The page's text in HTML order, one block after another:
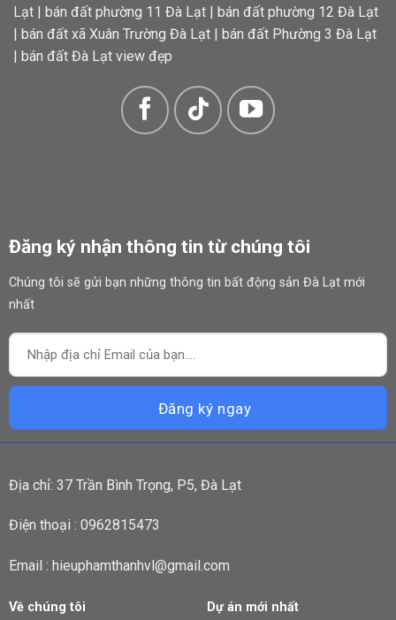
Lạt | bán đất phường 11 Đà Lạt | bán đất phường 12 Đà Lạt
| bán đất xã Xuân Trường Đà Lạt | bán đất Phường 3 Đà Lạt
| bán đất Đà Lạt view đẹp
Đăng ký nhận thông tin từ chúng tôi
Chúng tôi sẽ gửi bạn những thông tin bất động sản Đà Lạt mới
nhất
Địa chỉ: 37 Trần Bình Trọng, P5, Đà Lạt
Điện thoại : 0962815473
Email : hieuphamthanhvl@gmail.com
Về chúng tôi Dự án mới nhất